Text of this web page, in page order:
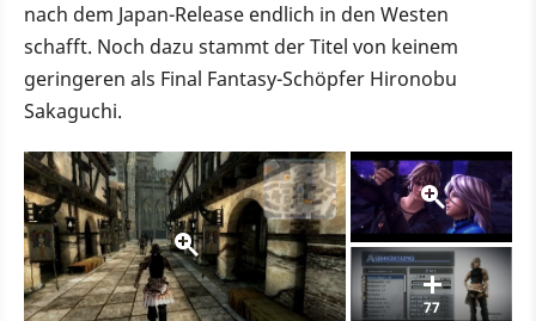
nach dem Japan-Release endlich in den Westen
schafft. Noch dazu stammt der Titel von keinem
geringeren als Final Fantasy-Schöpfer Hironobu
Sakaguchi.
77